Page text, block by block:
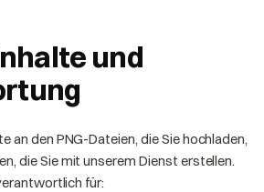
und
an den PNG-Dateien, die Sie hochladen,
die Sie mit unserem Dienst erstellen.
für: